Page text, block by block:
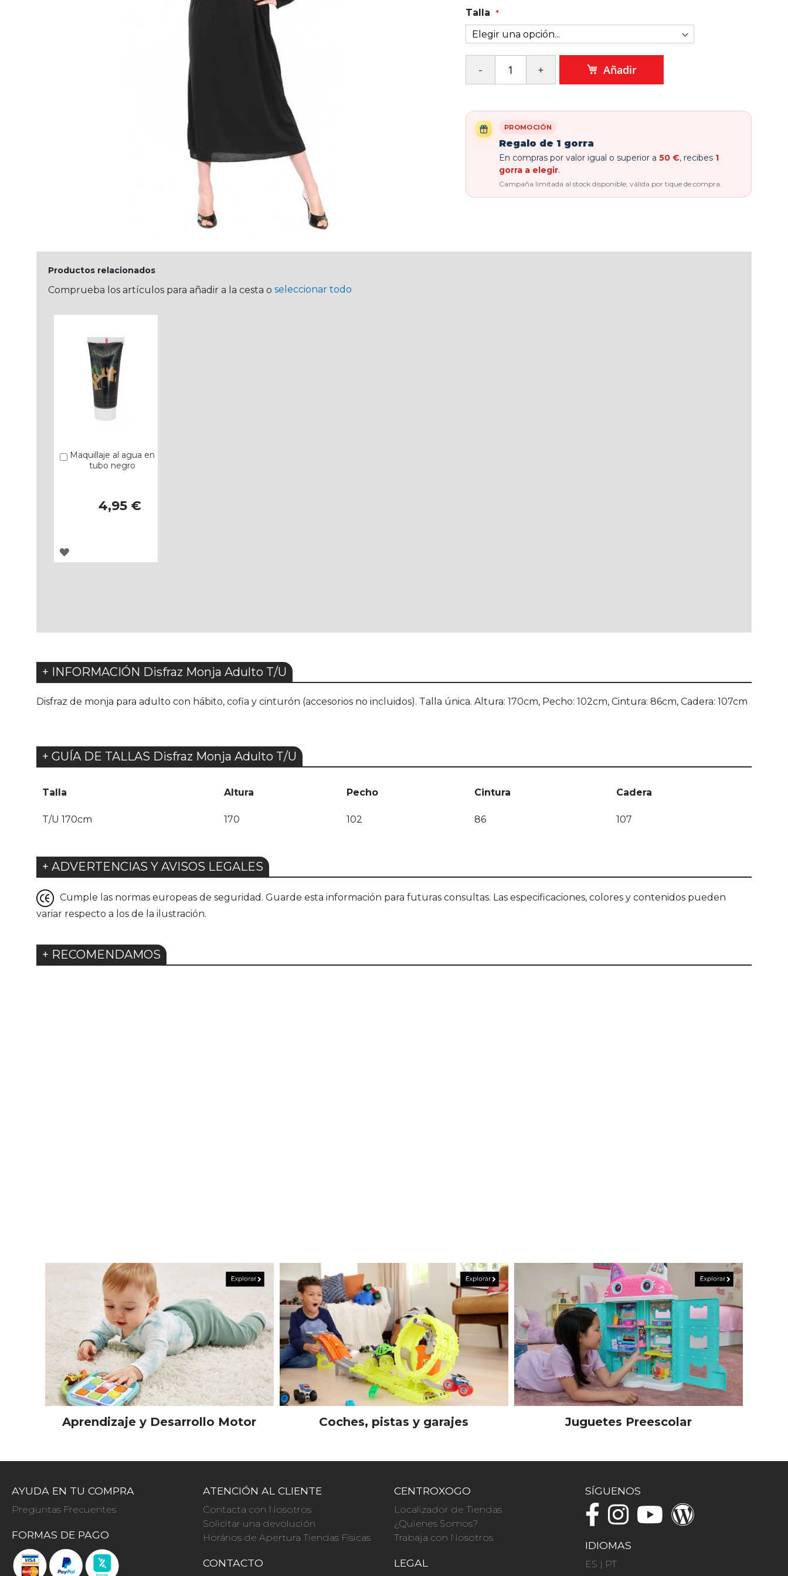
Talla
Añadir
PROMOCIÓN
Regalo de 1 gorra
En compras por valor igual o superior a 50 €, recibes 1
gorra a elegir.
Campaña limitada al stock disponible, válida por tique de compra.
Productos relacionados
Comprueba los artículos para añadir a la cesta o seleccionar todo
Maquillaje al agua en
tubo negro
4,95 €
Añadir
AGREGAR
+ INFORMACIÓN Disfraz Monja Adulto T/U
Disfraz de monja para adulto con hábito, cofia y cinturón (accesorios no incluidos). Talla única. Altura: 170cm, Pecho: 102cm, Cintura: 86cm, Cadera: 107cm
+ GUÍA DE TALLAS Disfraz Monja Adulto T/U
Talla Altura Pecho Cintura Cadera
T/U 170cm 170 102 86 107
+ ADVERTENCIAS Y AVISOS LEGALES
Cumple las normas europeas de seguridad. Guarde esta información para futuras consultas. Las especificaciones, colores y contenidos pueden
variar respecto a los de la ilustración.
+ RECOMENDAMOS
Aprendizaje y Desarrollo Motor Coches, pistas y garajes Juguetes Preescolar
AYUDA EN TU COMPRA
Preguntas Frecuentes
FORMAS DE PAGO
ATENCIÓN AL CLIENTE
Contacta con Nosotros
Solicitar una devolución
Horários de Apertura Tiendas Físicas
CONTACTO
CENTROXOGO
Localizador de Tiendas
¿Quienes Somos?
Trabaja con Nosotros
LEGAL
SÍGUENOS
IDIOMAS
ES | PT